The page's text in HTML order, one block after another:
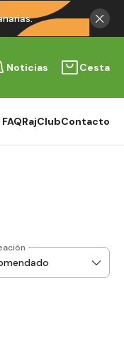
Noticias Cesta
FAQRajClubContacto